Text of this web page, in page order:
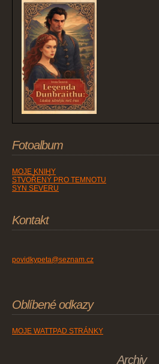
Fotoalbum
MOJE KNIHY
STVOŘENÝ PRO TEMNOTU
SYN SEVERU
Kontakt
povidkypeta@seznam.cz
Oblíbené odkazy
MOJE WATTPAD STRÁNKY
Archiv